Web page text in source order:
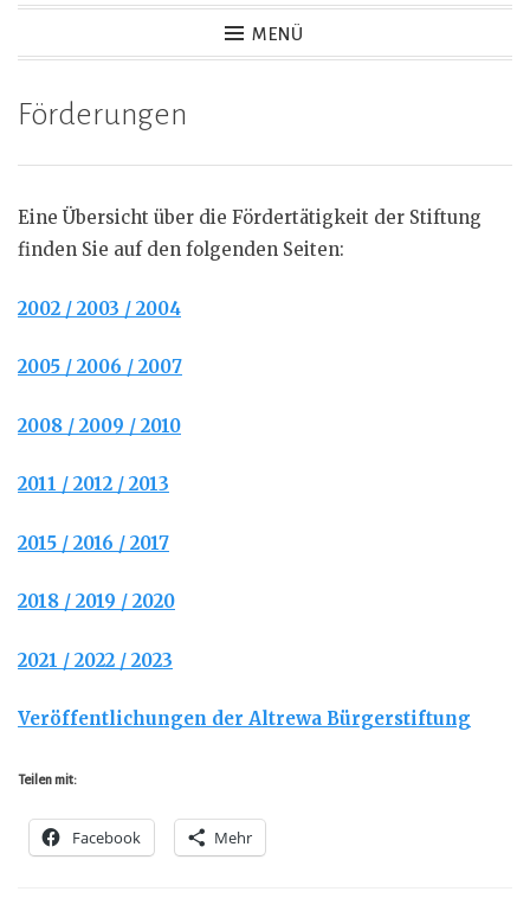
MENÜ
Förderungen
Eine Übersicht über die Fördertätigkeit der Stiftung
finden Sie auf den folgenden Seiten:
2002 / 2003 / 2004
2005 / 2006 / 2007
2008 / 2009 / 2010
2011 / 2012 / 2013
2015 / 2016 / 2017
2018 / 2019 / 2020
2021 / 2022 / 2023
Veröffentlichungen der Altrewa Bürgerstiftung
Teilen mit:
Facebook Mehr